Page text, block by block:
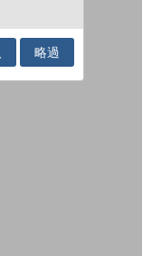
略過